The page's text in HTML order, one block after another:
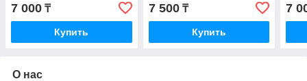
7 000 ₸
Купить
7 500₸
Купить
7
О нас